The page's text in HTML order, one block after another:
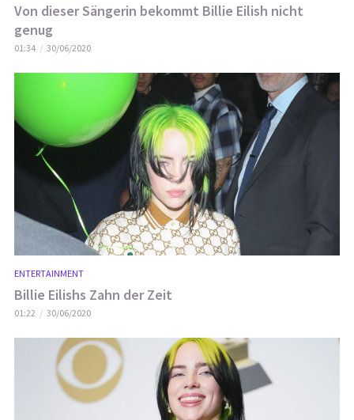
Von dieser Sängerin bekommt Billie Eilish nicht
genug
01:34 30/06/2020
ENTERTAINMENT
Billie Eilishs Zahn der Zeit
01:22 30/06/2020